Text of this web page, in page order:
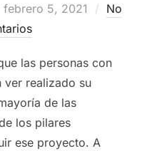
Publicado
el
febrero 5, 2021
No
las personas con
ver realizado su
de las
los pilares
ese proyecto. A